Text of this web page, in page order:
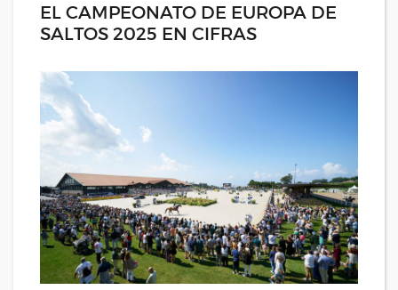
EL CAMPEONATO DE EUROPA DE
SALTOS 2025 EN CIFRAS